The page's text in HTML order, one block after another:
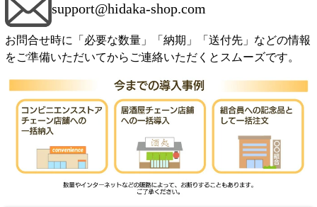
support@hidaka-shop.com
お問合せ時に「必要な数量」「納期」「送付先」などの情報
をご準備いただいてからご連絡いただくとスムーズです。